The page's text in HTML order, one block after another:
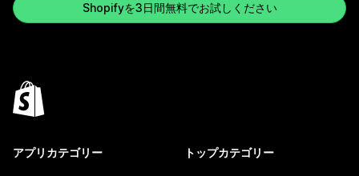
Shopifyを3日間無料でお試しください
アプリカテゴリー トップカテゴリー